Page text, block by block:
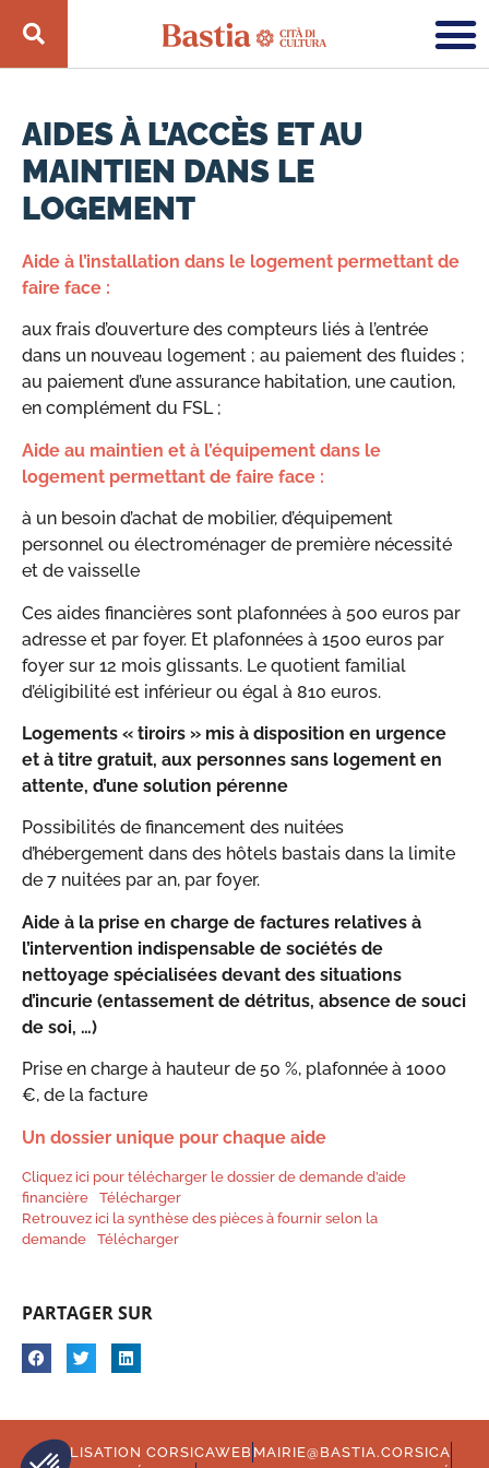
AIDES À L’ACCÈS ET AU
MAINTIEN DANS LE
LOGEMENT
Aide à l’installation dans le logement permettant de
faire face :
aux frais d’ouverture des compteurs liés à l’entrée
dans un nouveau logement ; au paiement des fluides ;
au paiement d’une assurance habitation, une caution,
en complément du FSL ;
Aide au maintien et à l’équipement dans le
logement permettant de faire face :
à un besoin d’achat de mobilier, d’équipement
personnel ou électroménager de première nécessité
et de vaisselle
Ces aides financières sont plafonnées à 500 euros par
adresse et par foyer. Et plafonnées à 1500 euros par
foyer sur 12 mois glissants. Le quotient familial
d’éligibilité est inférieur ou égal à 810 euros.
Logements « tiroirs » mis à disposition en urgence
et à titre gratuit, aux personnes sans logement en
attente, d’une solution pérenne
Possibilités de financement des nuitées
d’hébergement dans des hôtels bastais dans la limite
de 7 nuitées par an, par foyer.
Aide à la prise en charge de factures relatives à
l’intervention indispensable de sociétés de
nettoyage spécialisées devant des situations
d’incurie (entassement de détritus, absence de souci
de soi, …)
Prise en charge à hauteur de 50 %, plafonnée à 1000
€, de la facture
Un dossier unique pour chaque aide
Cliquez ici pour télécharger le dossier de demande d’aide
financière
Télécharger
Retrouvez ici la synthèse des pièces à fournir selon la
demande
Télécharger
PARTAGER SUR
RÉALISATION CORSICAWEB MAIRIE@BASTIA.CORSICA